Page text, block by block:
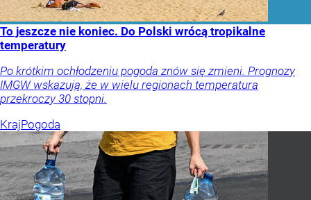
To jeszcze nie koniec. Do Polski wrócą tropikalne
temperatury
Po krótkim ochłodzeniu pogoda znów się zmieni. Prognozy
IMGW wskazują, że w wielu regionach temperatura
przekroczy 30 stopni.
KrajPogoda